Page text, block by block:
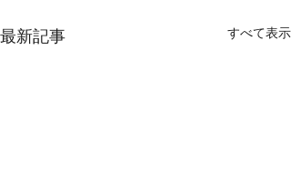
最新記事 すべて表示